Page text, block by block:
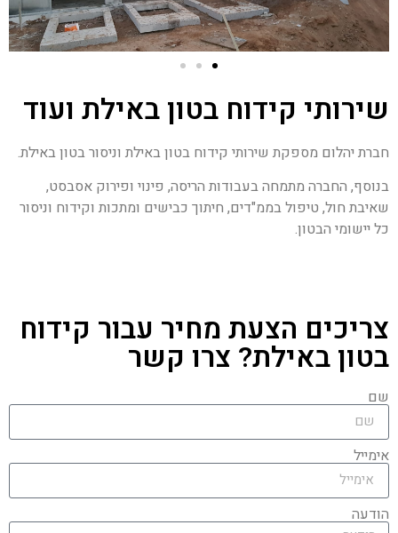
שירותי קידוח בטון באילת ועוד
חברת יהלום מספקת שירותי קידוח בטון באילת וניסור בטון באילת.
בנוסף, החברה מתמחה בעבודות הריסה, פינוי ופירוק אסבסט,
שאיבת חול, טיפול בממ"דים, חיתוך כבישים ומתכות וקידוח וניסור
כל יישומי הבטון.
צריכים הצעת מחיר עבור קידוח
בטון באילת? צרו קשר
שם
אימייל
הודעה